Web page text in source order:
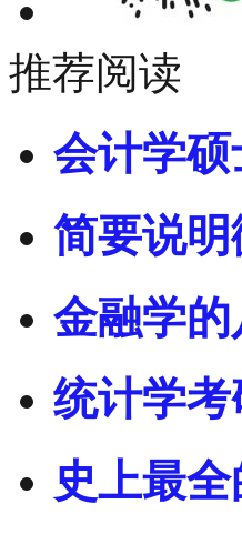
推荐阅读
会计学
简要说
金融学
统计学考
史上最